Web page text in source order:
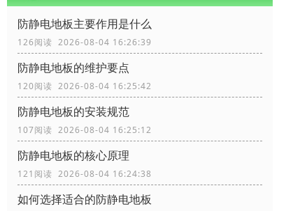
防静电地板主要作用是什么
126阅读 2026-08-04 16:26:39
防静电地板的维护要点
120阅读 2026-08-04 16:25:42
防静电地板的安装规范
107阅读 2026-08-04 16:25:12
防静电地板的核心原理
121阅读 2026-08-04 16:24:38
如何选择适合的防静电地板